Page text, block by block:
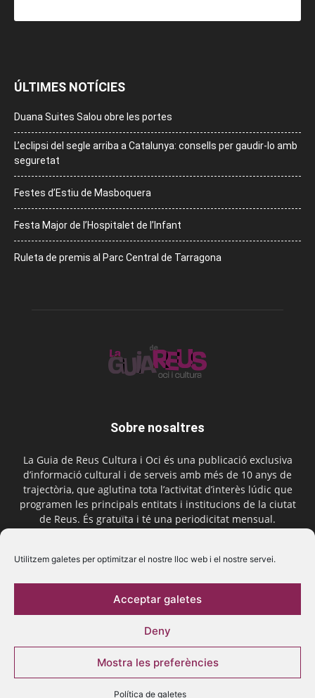
Utilitzem galetes per optimitzar el nostre lloc web i el nostre servei.
Acceptar galetes
Deny
Mostra les preferències
Política de galetes
ÚLTIMES NOTÍCIES
Duana Suites Salou obre les portes
L’eclipsi del segle arriba a Catalunya: consells per gaudir-lo amb
seguretat
Festes d’Estiu de Masboquera
Festa Major de l’Hospitalet de l’Infant
Ruleta de premis al Parc Central de Tarragona
Sobre nosaltres
La Guia de Reus Cultura i Oci és una publicació exclusiva
d’informació cultural i de serveis amb més de 10 anys de
trajectòria, que aglutina tota l’activitat d’interès lúdic que
programen les principals entitats i institucions de la ciutat
de Reus. És gratuïta i té una periodicitat mensual.
Segueix-nos